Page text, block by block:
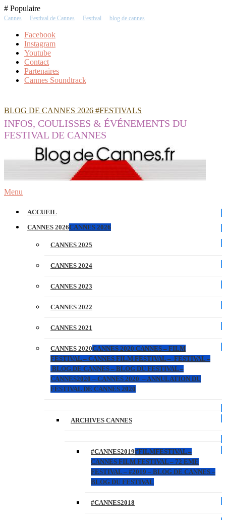
Skip
To
# Populaire
Cannes Festival de Cannes Festival blog de cannes
Facebook
Instagram
Youtube
Contact
Partenaires
Cannes Soundtrack
BLOG DE CANNES 2026 #FESTIVALS
INFOS, COULISSES & ÉVÉNEMENTS DU
FESTIVAL DE CANNES
Menu
ACCUEIL
CANNES 2026CANNES 2026
CANNES 2025
CANNES 2024
CANNES 2023
CANNES 2022
CANNES 2021
CANNES 2020CANNES 2020 CANNES – FILM
FESTIVAL – CANNES FILM FESTIVAL – FESTIVAL –
BLOG DE CANNES – BLOG DU FESTIVAL –
CANNES2020 – CANNES 2020 – ANNULATION DU
FESTIVAL DE CANNES 2020
ARCHIVES CANNES
#CANNES2019#FILMFESTIVAL –
CANNES FILM FESTIVAL – 72 EME
FESTIVAL – #2019 – BLOG DE CANNES –
BLOG DU FESTIVAL
#CANNES2018